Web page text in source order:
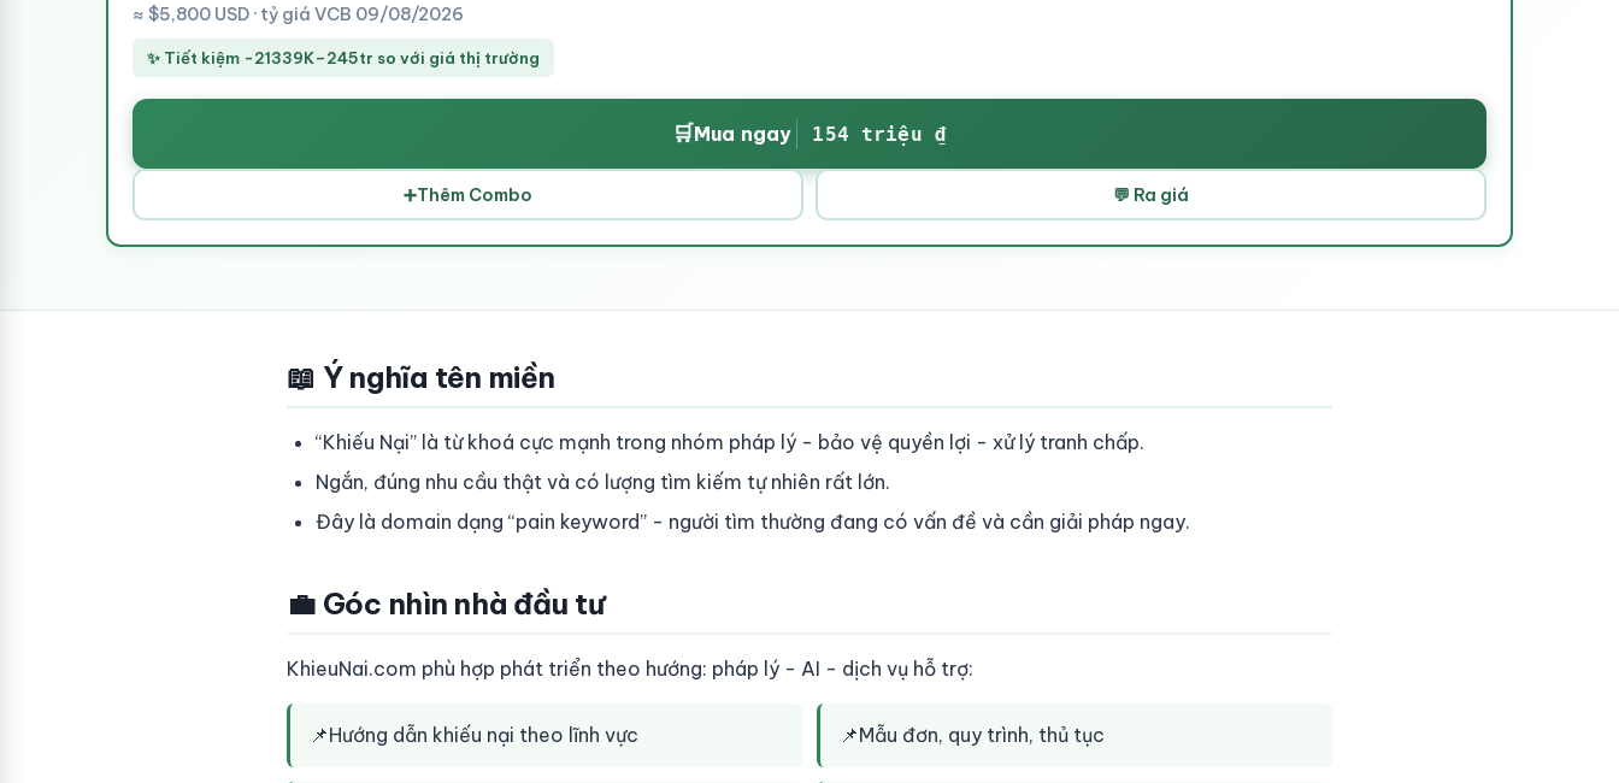
≈ $5,800 USD · tỷ giá VCB 09/08/2026
✨ Tiết kiệm -21339K–245tr so với giá thị trường
🛒Mua ngay 154 triệu ₫
➕Thêm Combo 💬 Ra giá
📖 Ý nghĩa tên miền
“Khiếu Nại” là từ khoá cực mạnh trong nhóm pháp lý - bảo vệ quyền lợi - xử lý tranh chấp.
Ngắn, đúng nhu cầu thật và có lượng tìm kiếm tự nhiên rất lớn.
Đây là domain dạng “pain keyword” - người tìm thường đang có vấn đề và cần giải pháp ngay.
💼 Góc nhìn nhà đầu tư
KhieuNai.com phù hợp phát triển theo hướng: pháp lý - AI - dịch vụ hỗ trợ:
📌Hướng dẫn khiếu nại theo lĩnh vực 📌Mẫu đơn, quy trình, thủ tục